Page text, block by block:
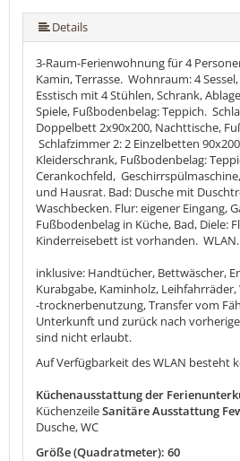
mehr (10 ) »
mehr (10 ) »
mehr (10 ) »
mehr (10 ) »
mehr (10 ) »
mehr (10 ) »
Details
3-Raum-Ferienwohnung für 4
Kamin, Terrasse. Wohnraum: 4
Esstisch mit 4 Stühlen, Schrank,
Spiele, Fußbodenbelag: Teppich.
Doppelbett 2x90x200, Nachttische,
Schlafzimmer 2: 2 Einzelbetten
Kleiderschrank, Fußbodenbelag:
Cerankochfeld,
und Hausrat. Bad: Dusche mit
Waschbecken. Flur: eigener Eingang,
Fußbodenbelag in Küche, Bad, Diele:
Kinderreisebett ist vorhanden. WLAN.
inklusive: Handtücher, Bettwäscher,
Kurabgabe, Kaminholz,
-trocknerbenutzung, Transfer vom
Unterkunft und zurück nach
sind nicht erlaubt.
Auf Verfügbarkeit des WLAN besteht
Küchenausstattung der
KüchenzeileSanitäre Ausstattung
Dusche, WC
Größe (Quadratmeter): 60